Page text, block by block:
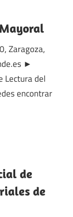
Zaragoza,
►
Lectura del
encontrar
de
de